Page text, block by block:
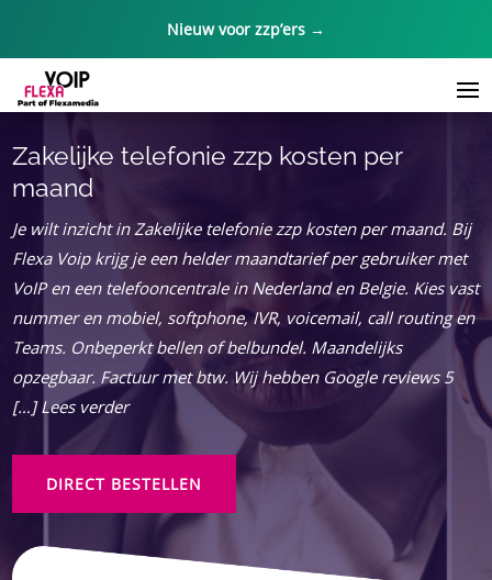
Nieuw voor zzp’ers →
Zakelijke telefonie zzp kosten per
maand
Je wilt inzicht in Zakelijke telefonie zzp kosten per maand. Bij
Flexa Voip krijg je een helder maandtarief per gebruiker met
VoIP en een telefooncentrale in Nederland en Belgie. Kies vast
nummer en mobiel, softphone, IVR, voicemail, call routing en
Teams. Onbeperkt bellen of belbundel. Maandelijks
opzegbaar. Factuur met btw. Wij hebben Google reviews 5
[…] Lees verder
DIRECT BESTELLEN